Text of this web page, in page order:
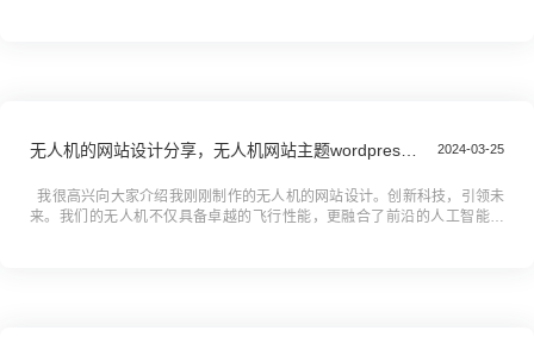
2024-03-25
我很高兴向大家介绍我刚刚制作的无人机的网站设计。创新科技，引领未
来。我们的无人机不仅具备卓越的飞行性能，更融合了前沿的人工智能技